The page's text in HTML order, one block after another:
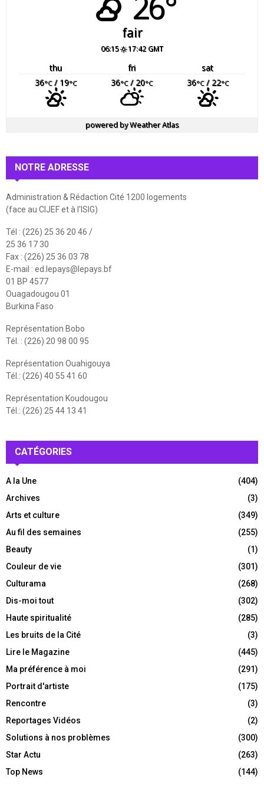
fair
06:15 17:42 GMT
thu fri
sat
36°C/ 19°C 36°C/ 20°C 36°C/ 22°C
powered byWeather Atlas
NOTRE ADRESSE
Administration & Rédaction Cité 1200 logements
(face au CIJEF et à l'ISIG)
Tél : (226) 25 36 20 46 /
25 36 17 30
Fax : (226) 25 36 03 78
E-mail : ed.lepays@lepays.bf
01 BP 4577
Ouagadougou 01
Burkina Faso
Représentation Bobo
Tél. : (226) 20 98 00 95
Représentation Ouahigouya
Tél.: (226) 40 55 41 60
Représentation Koudougou
Tél.: (226) 25 44 13 41
CATÉGORIES
A la Une
(404)
Archives
(3)
Arts et culture
(349)
Au fil des semaines
(255)
Beauty
(1)
Couleur de vie
(301)
Culturama
(268)
Dis-moi tout
(302)
Haute spiritualité
(285)
Les bruits de la Cité
(3)
Lire le Magazine
(445)
Ma préférence à moi
(291)
Portrait d'artiste
(175)
Rencontre
(3)
Reportages Vidéos
(2)
Solutions à nos problèmes
(300)
Star Actu
(263)
Top News
(144)